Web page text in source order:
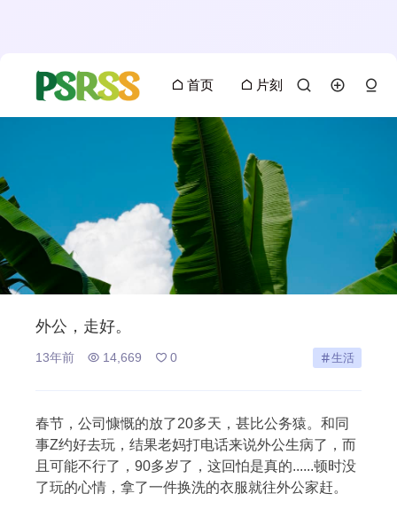
首页 片刻
搜索
外公，走好。
13年前 14,669 0 生活
春节，公司慷慨的放了20多天，甚比公务猿。和同
事Z约好去玩，结果老妈打电话来说外公生病了，而
且可能不行了，90多岁了，这回怕是真的......顿时没
了玩的心情，拿了一件换洗的衣服就往外公家赶。